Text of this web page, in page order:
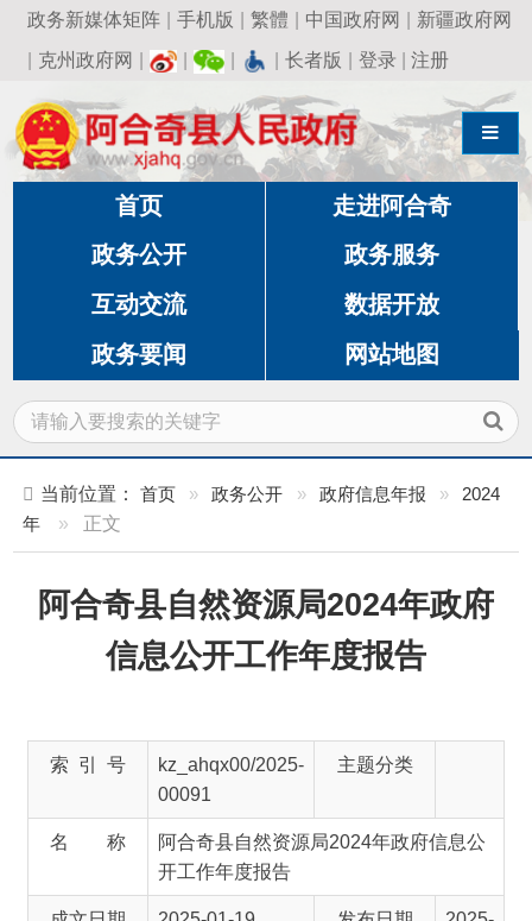
政务新媒体矩阵 | 手机版 繁體 | 中国政府网 | 新疆政府网
克州政府网 | | | 长者版 | 登录|注册
导航切换
首页 走进阿合奇
政务公开 政务服务
互动交流 数据开放
政务要闻 网站地图
年
» 正文
阿合奇县自然资源局2024年政府
信息公开工作年度报告
索 引 号
kz_ahqx00/2025-
主题分类
名 称
阿合奇县自然资源局2024年政府信息公
开工作年度报告
成文日期
2025-01-19
01:25
发布日期
2025-
01-20
文 号 有 效 性